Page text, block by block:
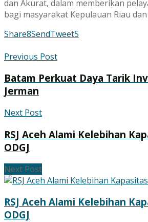
dan Akurat, dalam memberikan
bagi masyarakat Kepulauan Riau
Share8SendTweet5
Previous Post
Batam Perkuat Daya Tarik
Jerman
Next Post
RSJ Aceh Alami Kelebihan
ODGJ
Next Post
RSJ Aceh Alami Kelebihan
ODGJ